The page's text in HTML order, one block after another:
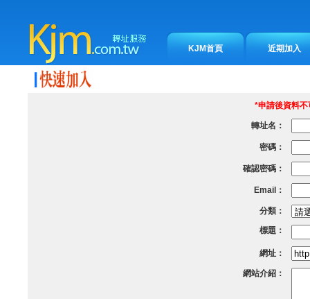
KJM首頁 近期加入
*申請後資料
轉址名：
密碼：
確認密碼：
Email：
分類：
標題：
網址：
網站介紹：